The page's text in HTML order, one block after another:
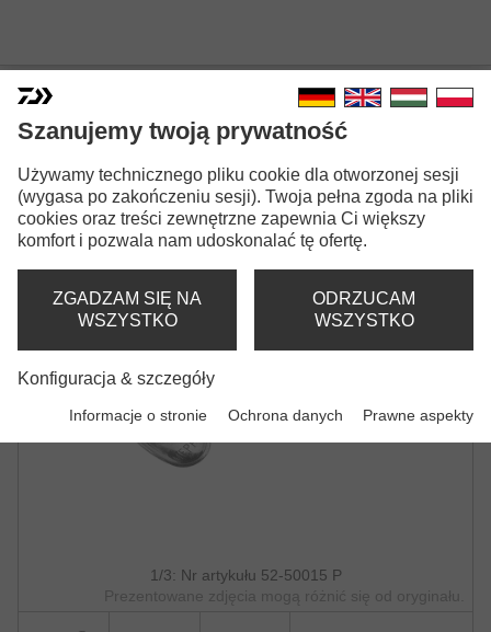
MEPPS AGLIA FLYING C
OBROTÓWKA
1/3: Nr artykułu 52-50015 P
Prezentowane zdjęcia mogą różnić się od oryginału.
Szanujemy twoją prywatność
Używamy technicznego pliku cookie dla otworzonej sesji
(wygasa po zakończeniu sesji). Twoja pełna zgoda na pliki
cookies oraz treści zewnętrzne zapewnia Ci większy
komfort i pozwala nam udoskonalać tę ofertę.
ZGADZAM SIĘ NA
WSZYSTKO
ODRZUCAM
WSZYSTKO
Konfiguracja & szczegóły
Informacje o stronie Ochrona danych Prawne aspekty